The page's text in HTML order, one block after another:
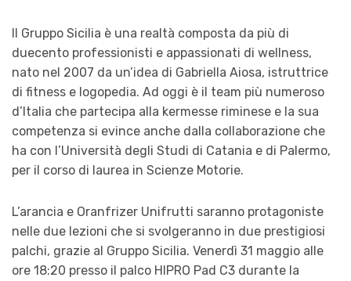
Il Gruppo Sicilia è una realtà composta da più di
duecento professionisti e appassionati di wellness,
nato nel 2007 da un’idea di Gabriella Aiosa, istruttrice
di fitness e logopedia. Ad oggi è il team più numeroso
d’Italia che partecipa alla kermesse riminese e la sua
competenza si evince anche dalla collaborazione che
ha con l’Università degli Studi di Catania e di Palermo,
per il corso di laurea in Scienze Motorie.
L’arancia e Oranfrizer Unifrutti saranno protagoniste
nelle due lezioni che si svolgeranno in due prestigiosi
palchi, grazie al Gruppo Sicilia. Venerdì 31 maggio alle
ore 18:20 presso il palco HIPRO Pad C3 durante la